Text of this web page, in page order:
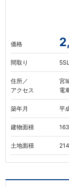
価格
間取り
住所／
アクセス
宮
電
築年月 平
建物面積
土地面積